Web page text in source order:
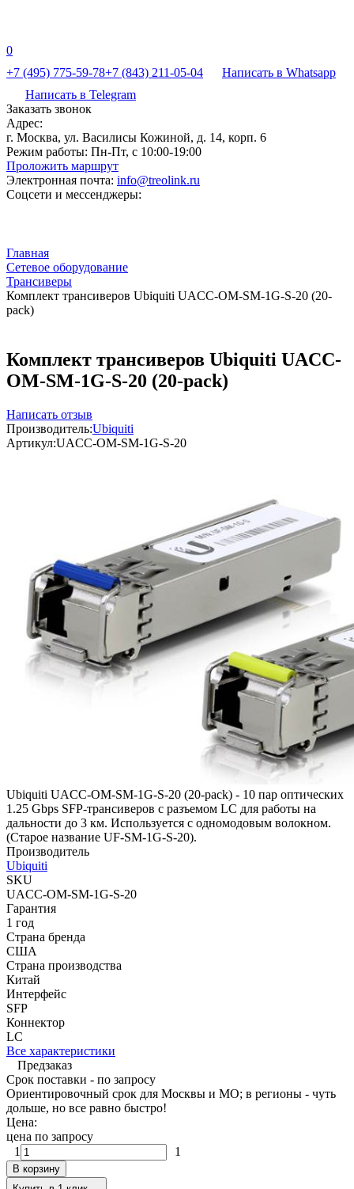
0
+7 (495) 775-59-78+7 (843) 211-05-04
Написать в Whatsapp
Написать в Telegram
Заказать звонок
Адрес:
г. Москва, ул. Василисы Кожиной, д. 14, корп. 6
Режим работы: Пн-Пт, с 10:00-19:00
Проложить маршрут
Электронная почта: info@treolink.ru
Соцсети и мессенджеры:
Главная
Сетевое оборудование
Трансиверы
Комплект трансиверов Ubiquiti UACC-OM-SM-1G-S-20 (20-
pack)
Комплект трансиверов Ubiquiti UACC-
OM-SM-1G-S-20 (20-pack)
Написать отзыв
Производитель:Ubiquiti
Артикул:UACC-OM-SM-1G-S-20
Ubiquiti UACC-OM-SM-1G-S-20 (20-pack) - 10 пар оптических
1.25 Gbps SFP-трансиверов с разъемом LC для работы на
дальности до 3 км. Используется с одномодовым волокном.
(Старое название UF-SM-1G-S-20).
Производитель
Ubiquiti
SKU
UACC-OM-SM-1G-S-20
Гарантия
1 год
Страна бренда
США
Страна производства
Китай
Интерфейс
SFP
Коннектор
LC
Все характеристики
Предзаказ
Срок поставки - по запросу
Ориентировочный срок для Москвы и МО; в регионы - чуть
дольше, но все равно быстро!
Цена:
цена по запросу
1
1
В корзину